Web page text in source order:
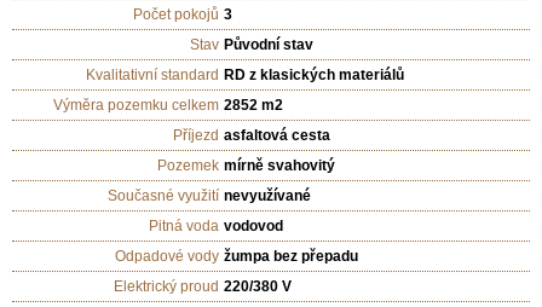
Počet pokojů 3
Stav Původní stav
Kvalitativní standard RD z klasických materiálů
Výměra pozemku celkem 2852 m2
Příjezd asfaltová cesta
Pozemek mírně svahovitý
Současné využití nevyužívané
Pitná voda vodovod
Odpadové vody žumpa bez přepadu
Elektrický proud 220/380 V